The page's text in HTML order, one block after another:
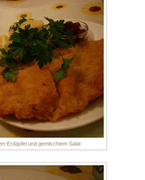
Erdäpfel und gemischtem Salat